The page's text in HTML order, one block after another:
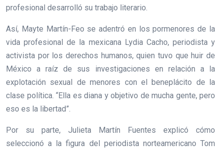
profesional desarrolló su trabajo literario.
Así, Mayte Martín-Feo se adentró en los pormenores de la
vida profesional de la mexicana Lydia Cacho, periodista y
activista por los derechos humanos, quien tuvo que huir de
México a raíz de sus investigaciones en relación a la
explotación sexual de menores con el beneplácito de la
clase política. “Ella es diana y objetivo de mucha gente, pero
eso es la libertad”.
Por su parte, Julieta Martín Fuentes explicó cómo
seleccionó a la figura del periodista norteamericano Tom